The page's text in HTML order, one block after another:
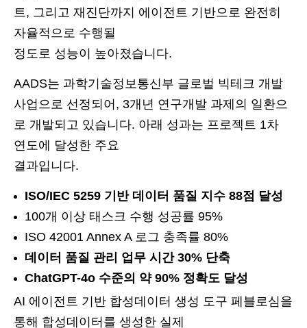
트, 그리고 재진단까지 에이전트 기반으로 완전히
자율적으로 수행될
정도로 성능이 높아졌습니다.
AADS는 과학기술정보통신부 글로벌 빅테크 개발
사업으로 선정되어, 3개년 연구개발 과제의 일환으
로 개발되고 있습니다. 아래 성과는 프로젝트 1차
연도에 달성한 주요
결과입니다.
ISO/IEC 5259 기반 데이터 품질 지수 88점 달성
100개 이상 태스크 수행 성공률 95%
ISO 42001 Annex A 로그 충족률 80%
데이터 품질 관리 업무 시간 30% 단축
ChatGPT-4o 수준의 약 90% 정확도 달성
AI 에이전트 기반 합성데이터 생성 도구 페블로심을
통해 합성데이터를 생성한 실제